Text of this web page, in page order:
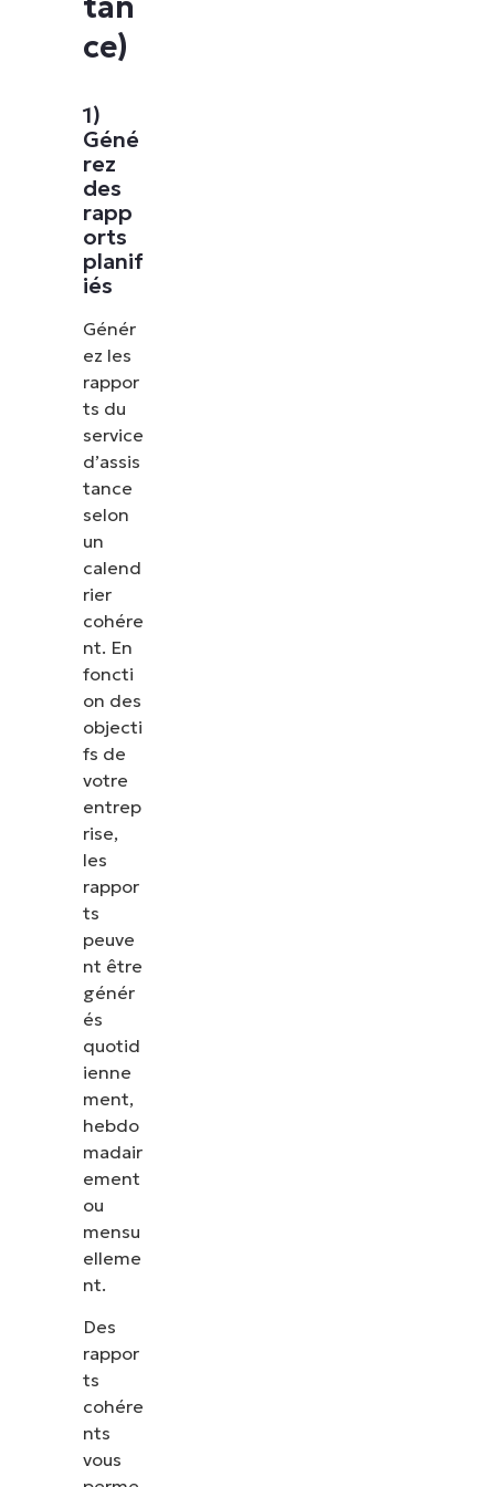
ce)
1)
Géné
rez
des
rapp
orts
planif
iés
Génér
ez les
rappor
ts du
service
d’assis
tance
selon
un
calend
rier
cohére
nt. En
foncti
on des
objecti
fs de
votre
entrep
rise,
les
rappor
ts
peuve
nt être
génér
és
quotid
ienne
ment,
hebdo
madair
ement
ou
mensu
elleme
nt.
Des
rappor
ts
cohére
nts
vous
Voir NinjaOne en action
Parcourez nos démonstrations à la demande pour
découvrir comment NinjaOne simplifie les tâches